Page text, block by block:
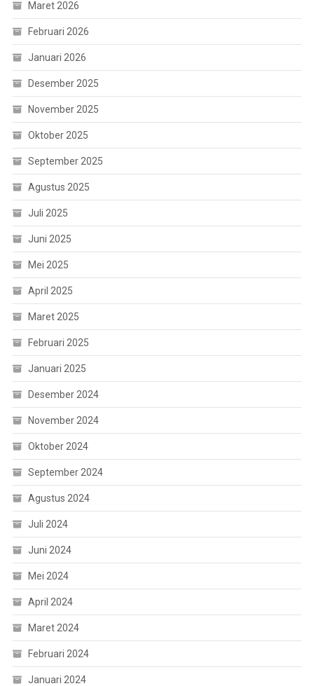
Maret 2026
Februari 2026
Januari 2026
Desember 2025
November 2025
Oktober 2025
September 2025
Agustus 2025
Juli 2025
Juni 2025
Mei 2025
April 2025
Maret 2025
Februari 2025
Januari 2025
Desember 2024
November 2024
Oktober 2024
September 2024
Agustus 2024
Juli 2024
Juni 2024
Mei 2024
April 2024
Maret 2024
Februari 2024
Januari 2024